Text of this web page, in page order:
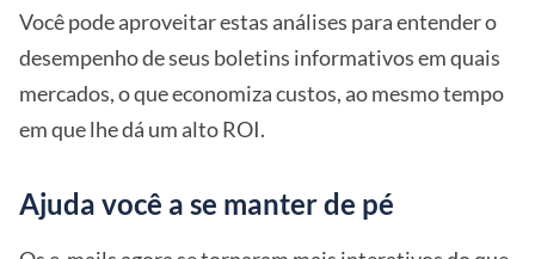
Você pode aproveitar estas análises para entender o
desempenho de seus boletins informativos em quais
mercados, o que economiza custos, ao mesmo tempo
em que lhe dá um alto ROI.
Ajuda você a se manter de pé